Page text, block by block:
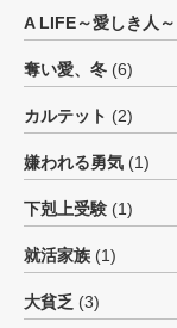
A LIFE～愛しき人～
奪い愛、冬 (6)
カルテット (2)
嫌われる勇気 (1)
下剋上受験 (1)
就活家族 (1)
大貧乏 (3)